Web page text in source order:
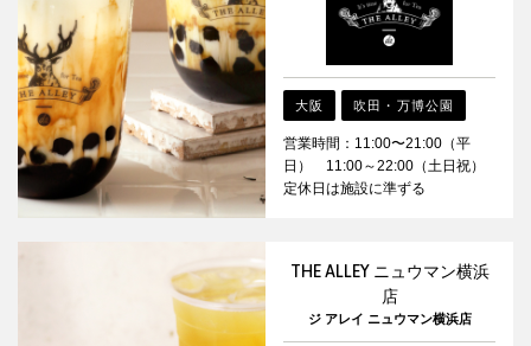
大阪 吹田・万博公園
営業時間：11:00〜21:00（平
日） 11:00～22:00（土日祝）
定休日は施設に準ずる
THE ALLEY ニュウマン横浜
店
ジ アレイ ニュウマン横浜店